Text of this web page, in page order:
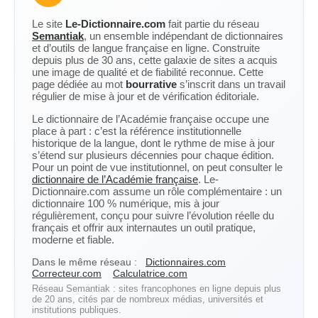
Le site Le-Dictionnaire.com fait partie du réseau
Semantiak, un ensemble indépendant de dictionnaires
et d’outils de langue française en ligne. Construite
depuis plus de 30 ans, cette galaxie de sites a acquis
une image de qualité et de fiabilité reconnue. Cette
page dédiée au mot bourrative s’inscrit dans un travail
régulier de mise à jour et de vérification éditoriale.
Le dictionnaire de l’Académie française occupe une
place à part : c’est la référence institutionnelle
historique de la langue, dont le rythme de mise à jour
s’étend sur plusieurs décennies pour chaque édition.
Pour un point de vue institutionnel, on peut consulter le
dictionnaire de l’Académie française. Le-
Dictionnaire.com assume un rôle complémentaire : un
dictionnaire 100 % numérique, mis à jour
régulièrement, conçu pour suivre l’évolution réelle du
français et offrir aux internautes un outil pratique,
moderne et fiable.
Dans le même réseau :
Dictionnaires.com
Correcteur.com
Calculatrice.com
Réseau Semantiak : sites francophones en ligne depuis plus
de 20 ans, cités par de nombreux médias, universités et
institutions publiques.